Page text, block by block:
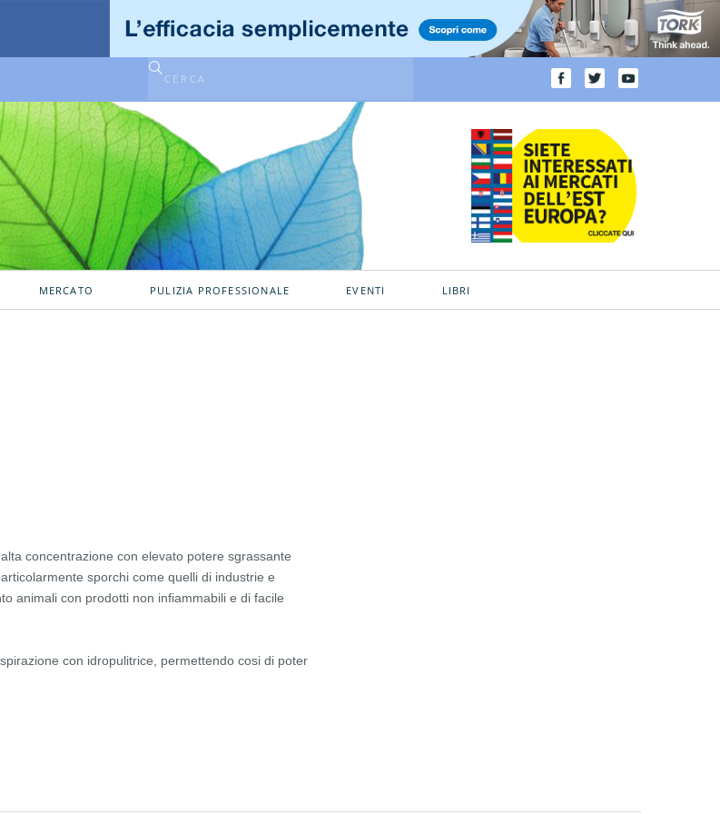
MERCATO PULIZIA PROFESSIONALE EVENTI LIBRI
concentrazione con elevato potere sgrassante
sporchi come quelli di industrie e
animali con prodotti non infiammabili e di facile
con idropulitrice, permettendo cosi di poter